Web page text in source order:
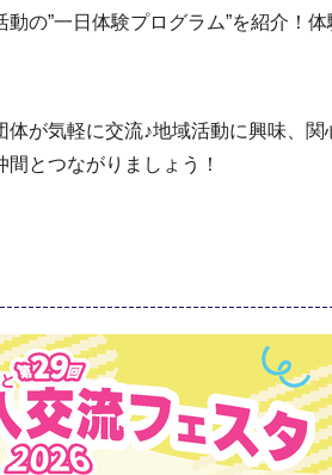
の”一日体験プログラム”を紹介！
が気軽に交流♪地域活動に興味、
とつながりましょう！